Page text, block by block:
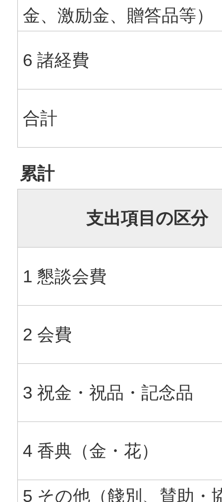
金、激励金、贈答品等）
6 諸経費
合計
累計
支出項目の区分
1 懇談会費
2 会費
3 祝金・祝品・記念品
4 香典（金・花）
5 その他（餞別、賛助・